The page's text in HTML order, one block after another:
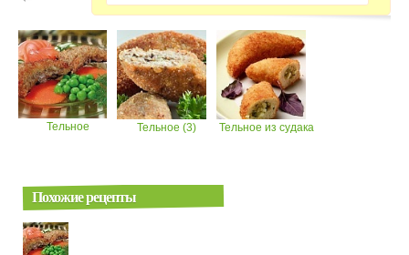
Тельное Тельное (3) Тельное из судака
Похожие рецепты